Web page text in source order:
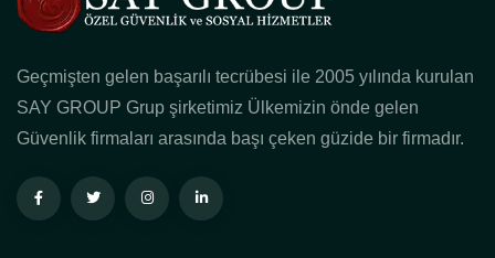
Geçmişten gelen başarılı tecrübesi ile 2005 yılında kurulan
SAY GROUP Grup şirketimiz Ülkemizin önde gelen
Güvenlik firmaları arasında başı çeken güzide bir firmadır.